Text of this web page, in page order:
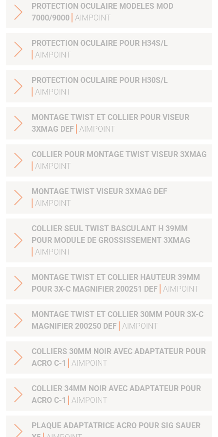
PROTECTION OCULAIRE MODELES MOD
7000/9000 AIMPOINT
PROTECTION OCULAIRE POUR H34S/L
AIMPOINT
PROTECTION OCULAIRE POUR H30S/L
AIMPOINT
MONTAGE TWIST ET COLLIER POUR VISEUR
3XMAG DEF AIMPOINT
COLLIER POUR MONTAGE TWIST VISEUR 3XMAG
AIMPOINT
MONTAGE TWIST VISEUR 3XMAG DEF
AIMPOINT
COLLIER SEUL TWIST BASCULANT H 39MM
POUR MODULE DE GROSSISSEMENT 3XMAG
AIMPOINT
MONTAGE TWIST ET COLLIER HAUTEUR 39MM
POUR 3X-C MAGNIFIER 200251 DEF AIMPOINT
MONTAGE TWIST ET COLLIER 30MM POUR 3X-C
MAGNIFIER 200250 DEF AIMPOINT
COLLIERS 30MM NOIR AVEC ADAPTATEUR POUR
ACRO C-1
AIMPOINT
COLLIER 34MM NOIR AVEC ADAPTATEUR POUR
ACRO C-1
AIMPOINT
PLAQUE ADAPTATRICE ACRO POUR SIG SAUER